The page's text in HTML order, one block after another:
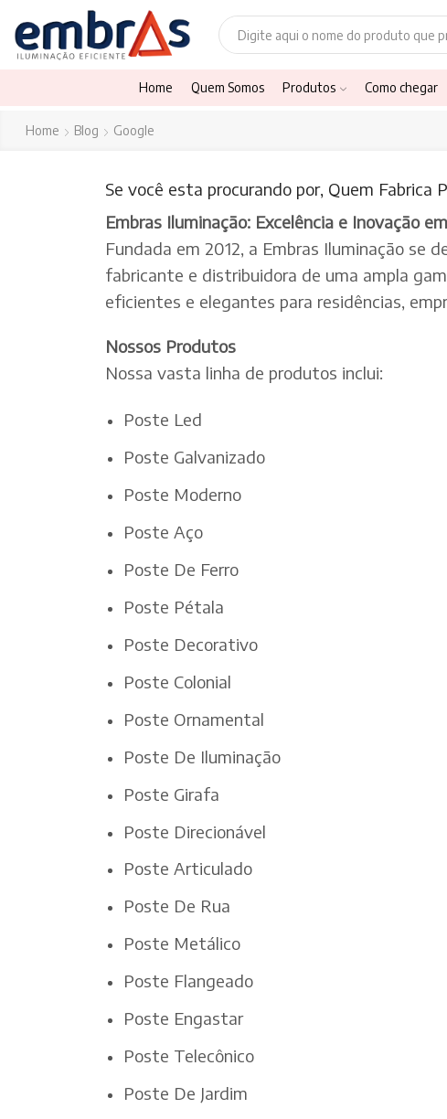
Home Quem Somos Produtos Como chegar
Home Blog Google
Se você esta procurando por, Quem Fabrica
Embras Iluminação: Excelência e Inovação
Fundada em 2012, a Embras Iluminação se
fabricante e distribuidora de uma ampla
eficientes e elegantes para residências,
Nossos Produtos
Nossa vasta linha de produtos inclui:
Poste Led
Poste Galvanizado
Poste Moderno
Poste Aço
Poste De Ferro
Poste Pétala
Poste Decorativo
Poste Colonial
Poste Ornamental
Poste De Iluminação
Poste Girafa
Poste Direcionável
Poste Articulado
Poste De Rua
Poste Metálico
Poste Flangeado
Poste Engastar
Poste Telecônico
Poste De Jardim